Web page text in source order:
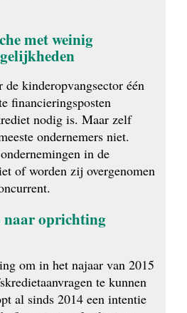
met weinig
kinderopvangsector één
financieringsposten
nodig is. Maar zelf
ondernemers niet.
in de
of worden zij overgenomen
naar oprichting
om in het najaar van 2015
te kunnen
al sinds 2014 een intentie